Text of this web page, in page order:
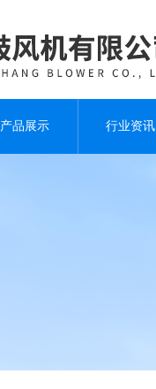
产品展示 行业资讯